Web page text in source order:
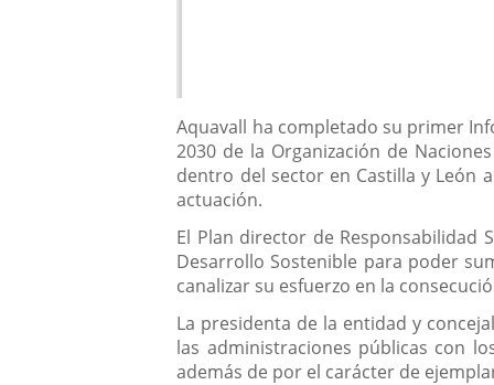
Descripción
Aquavall ha completado su primer
2030 de la Organización de
dentro del sector en Castilla y León
actuación.
El Plan director de Responsabilidad
Desarrollo Sostenible para poder
canalizar su esfuerzo en la
La presidenta de la entidad y
las administraciones públicas con
además de por el carácter de